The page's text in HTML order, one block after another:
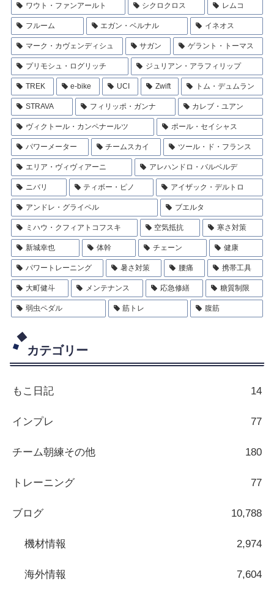
ワウト・ファンアールト シクロクロス レムコ
フルーム エガン・ベルナル イネオス
マーク・カヴェンディシュ サガン ゲラント・トーマス
プリモシュ・ログリッチ ジュリアン・アラフィリップ
TREK e-bike UCI Zwift トム・デュムラン
STRAVA フィリッポ・ガンナ カレブ・ユアン
ヴィクトール・カンペナールツ ポール・セイシャス
パワーメーター チームスカイ ツール・ド・フランス
エリア・ヴィヴィアーニ アレハンドロ・バルベルデ
ニバリ ティボー・ピノ アイザック・デルトロ
アンドレ・グライペル ブエルタ
ミハウ・クフィアトコフスキ 空気抵抗 寒さ対策
新城幸也 体幹 チェーン 健康
パワートレーニング 暑さ対策 腰痛 携帯工具
大町健斗 メンテナンス 応急修繕 糖質制限
弱虫ペダル 筋トレ 腹筋
カテゴリー
もこ日記 14
インプレ 77
チーム朝練その他 180
トレーニング 77
ブログ 10,788
機材情報 2,974
海外情報 7,604